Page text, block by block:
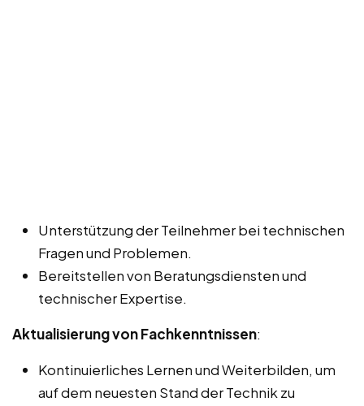
Unterstützung der Teilnehmer bei technischen
Fragen und Problemen.
Bereitstellen von Beratungsdiensten und
technischer Expertise.
Aktualisierung von Fachkenntnissen:
Kontinuierliches Lernen und Weiterbilden, um
auf dem neuesten Stand der Technik zu